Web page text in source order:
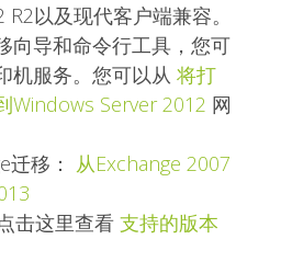
以及现代客户端兼容。
向导和命令行工具，您可
机服务。您可以从 将打
Windows Server 2012 网
移： 从Exchange 2007
击这里查看 支持的版本